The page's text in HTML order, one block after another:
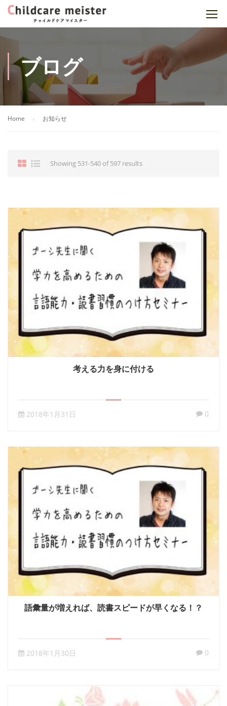
ブログ
Home お知らせ
Showing 531-540 of 597 results
考える力を身に付ける
2018年1月31日 0
語彙量が増えれば、読書スピードが早くなる！？
2018年1月30日 0